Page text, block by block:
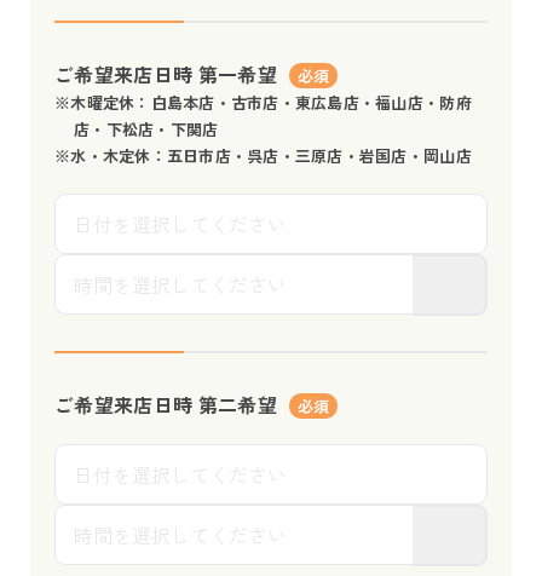
ご希望来店日時 第一希望
必須
※木曜定休：白島本店・古市店・東広島店・福山店・防府
店・下松店・下関店
※水・木定休：五日市店・呉店・三原店・岩国店・岡山店
ご希望来店日時 第二希望 必須